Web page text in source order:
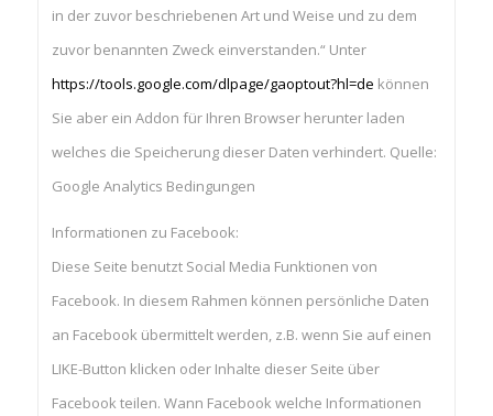
in der zuvor beschriebenen Art und Weise und zu dem
zuvor benannten Zweck einverstanden.“ Unter
https://tools.google.com/dlpage/gaoptout?hl=de können
Sie aber ein Addon für Ihren Browser herunter laden
welches die Speicherung dieser Daten verhindert. Quelle:
Google Analytics Bedingungen
Informationen zu Facebook:
Diese Seite benutzt Social Media Funktionen von
Facebook. In diesem Rahmen können persönliche Daten
an Facebook übermittelt werden, z.B. wenn Sie auf einen
LIKE-Button klicken oder Inhalte dieser Seite über
Facebook teilen. Wann Facebook welche Informationen